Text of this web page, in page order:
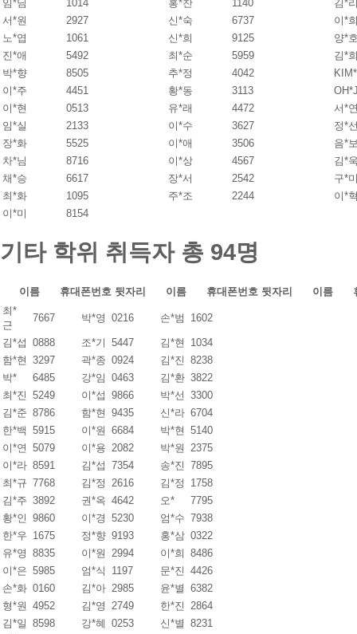
임*님
1014 홍*찬 1140
김*
서*원
2927 신*숙 6737
이*
노*엽
1061 신*희 9125
양*
진*애
5492 최*순 5959
김*
박*향
8505 추*정 4042
이*주
4451 황*동 3113
이*현
0513 유*래 4472
서*
임*실
2133 이*수 3627
정*
장*화
5525 이*애 3506
음*
차*님
8716 이*상 4567
김*
채*승
6617 장*서 2542
구*
최*화
1095 주*조 2244
이*
이*미
8154
기타 학위 취득자 총 94명
이름 휴대폰번호 뒷자리 이름 휴대폰번호 뒷자리 이름
최*
근
7667 박*영 0216 손*범 1602
김*섭 0888 조*기 5447 김*현
1034
함*현 3297 곽*종 0924 김*진 8238
박*
6485 강*임 0463 김*환 3822
최*진 5249 이*섭 9866 박*선 3300
김*준 8786 함*현 9435 신*라 6704
한*백 5915 이*원 6684 박*현 5140
이*연 5079 이*용 2082 박*원 2375
이*라 8591 김*섭 7354 송*진 7895
최*규 7768 김*정 2616 김*정
1758
김*주 3892 권*옥 4642 오*
7795
황*인 9860 이*경 5230 엄*수 7938
한*우 1675 정*향 9193 홍*삼 0322
유*영 8835 이*원 2994 이*희 8486
이*은 5985 엄*식 1197 문*진 4426
손*화 0160 김*아 2985 윤*별 6382
형*원 4952 김*영 2749 한*진 2864
김*일 8598 강*혜 0253 신*별 8231